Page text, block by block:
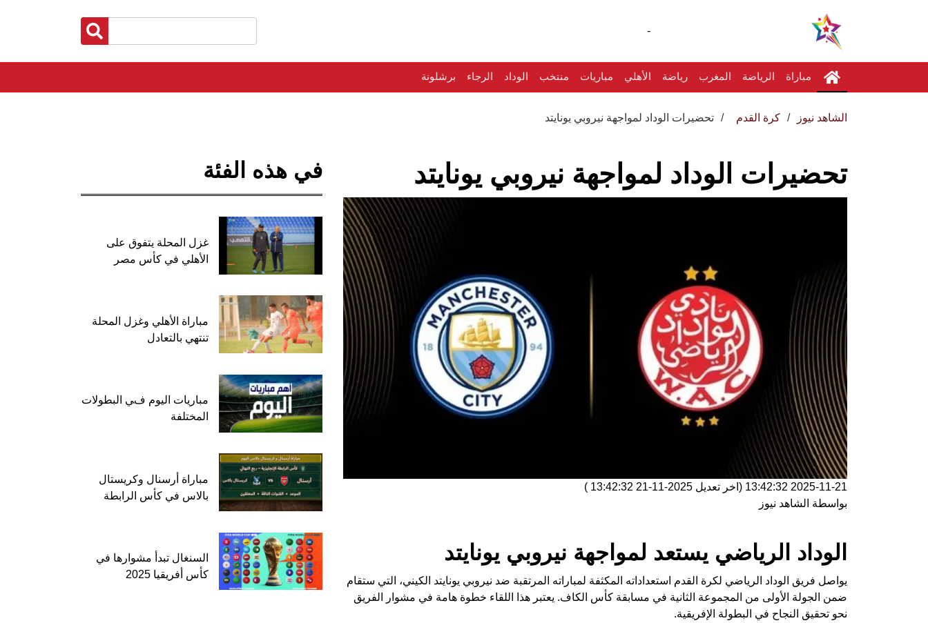
-
مباراة الرياضة المغرب رياضة الأهلي مباريات منتخب الوداد الرجاء برشلونة
الشاهد نيوز كرة القدم تحضيرات الوداد لمواجهة نيروبي يونايتد
تحضيرات الوداد لمواجهة نيروبي يونايتد
2025-11-21 13:42:32 (اخر تعديل 2025-11-21 13:42:32
)
بواسطة الشاهد نيوز
الوداد الرياضي يستعد لمواجهة نيروبي يونايتد
يواصل فريق الوداد الرياضي لكرة القدم استعداداته المكثفة لمباراته المرتقبة ضد نيروبي يونايتد الكيني، التي ستقام
ضمن الجولة الأولى من المجموعة الثانية في مسابقة كأس الكاف. يعتبر هذا اللقاء خطوة هامة في مشوار الفريق
نحو تحقيق النجاح في البطولة الإفريقية.
في هذه الفئة
غزل المحلة يتفوق على
الأهلي في كأس مصر
مباراة الأهلي وغزل المحلة
تنتهي بالتعادل
مباريات اليوم في البطولات
المختلفة
مباراة أرسنال وكريستال
بالاس في كأس الرابطة
السنغال تبدأ مشوارها في
كأس أفريقيا 2025